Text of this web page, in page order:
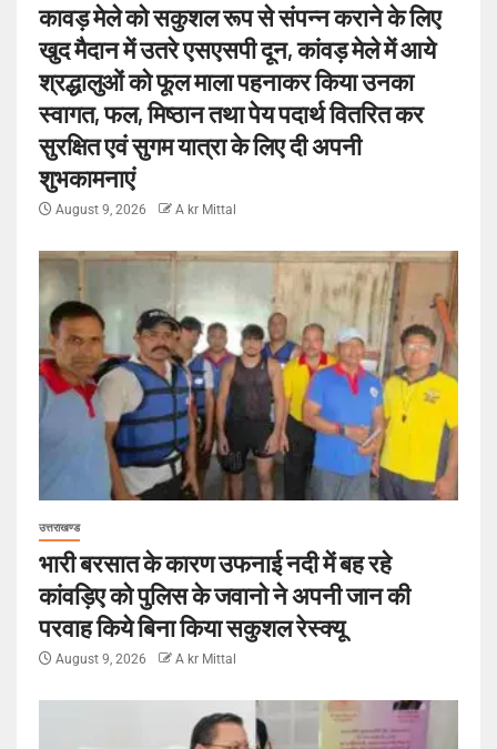
कावड़ मेले को सकुशल रूप से संपन्न कराने के लिए
खुद मैदान में उतरे एसएसपी दून, कांवड़ मेले में आये
श्रद्धालुओं को फूल माला पहनाकर किया उनका
स्वागत, फल, मिष्ठान तथा पेय पदार्थ वितरित कर
सुरक्षित एवं सुगम यात्रा के लिए दी अपनी
शुभकामनाएं
August 9, 2026 A kr Mittal
उत्तराखण्ड
भारी बरसात के कारण उफनाई नदी में बह रहे
कांवड़िए को पुलिस के जवानो ने अपनी जान की
परवाह किये बिना किया सकुशल रेस्क्यू
August 9, 2026 A kr Mittal